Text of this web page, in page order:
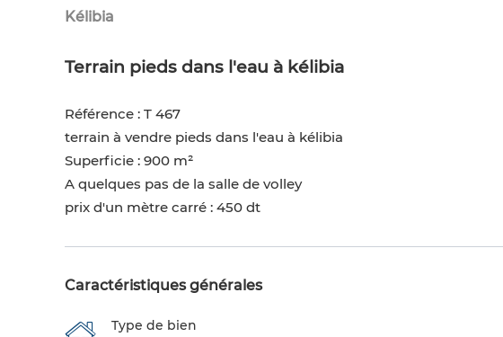
Kélibia
Terrain pieds dans l'eau à kélibia
Référence : T 467
terrain à vendre pieds dans l'eau à kélibia
Superficie : 900 m²
A quelques pas de la salle de volley
prix d'un mètre carré : 450 dt
Caractéristiques générales
Type de bien